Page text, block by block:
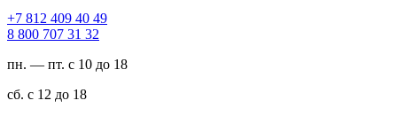
94 04 904 218 7+
23 13 707 008 8
пн. — пт. с 10 до 18
сб. с 12 до 18